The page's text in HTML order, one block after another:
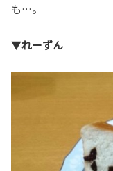
も…。
▼れーずん